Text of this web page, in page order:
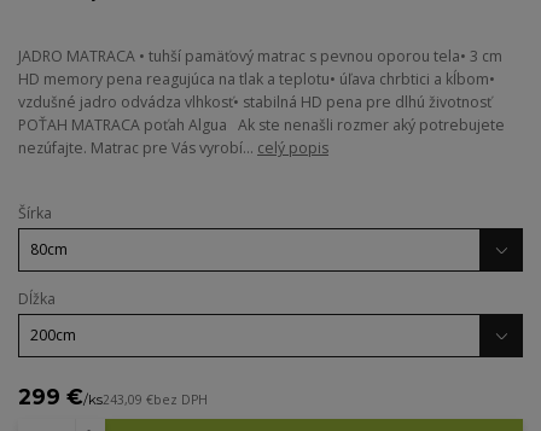
JADRO MATRACA • tuhší pamäťový matrac s pevnou oporou tela• 3 cm
HD memory pena reagujúca na tlak a teplotu• úľava chrbtici a kĺbom•
vzdušné jadro odvádza vlhkosť• stabilná HD pena pre dlhú životnosť
POŤAH MATRACA poťah Algua Ak ste nenašli rozmer aký potrebujete
nezúfajte. Matrac pre Vás vyrobí... celý popis
Šírka
Dĺžka
299 €/ks243,09 €bez DPH